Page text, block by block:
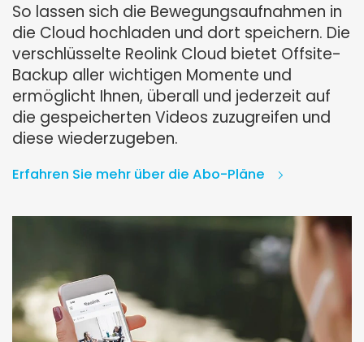
So lassen sich die Bewegungsaufnahmen in
die Cloud hochladen und dort speichern. Die
verschlüsselte Reolink Cloud bietet Offsite-
Backup aller wichtigen Momente und
ermöglicht Ihnen, überall und jederzeit auf
die gespeicherten Videos zuzugreifen und
diese wiederzugeben.
Erfahren Sie mehr über die Abo-Pläne